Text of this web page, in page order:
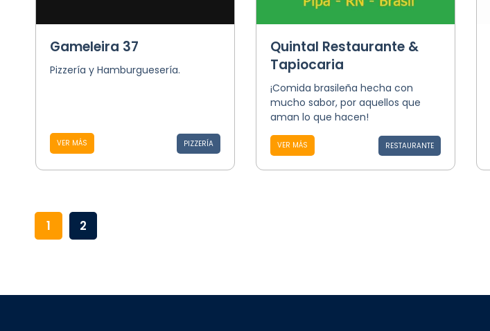
Gameleira 37
Pizzería y Hamburguesería.
VER MÁS PIZZERÍA
Quintal Restaurante &
Tapiocaria
¡Comida brasileña hecha con
mucho sabor, por aquellos que
aman lo que hacen!
VER MÁS RESTAURANTE
1 2